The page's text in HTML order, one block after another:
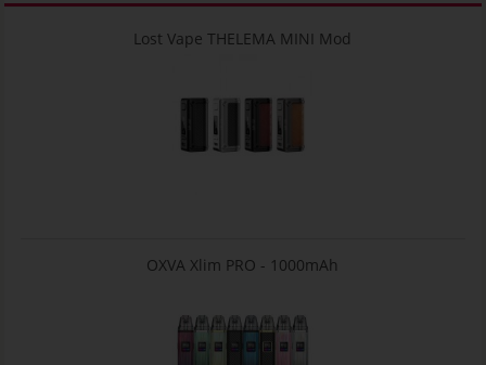
Lost Vape THELEMA MINI Mod
OXVA Xlim PRO - 1000mAh